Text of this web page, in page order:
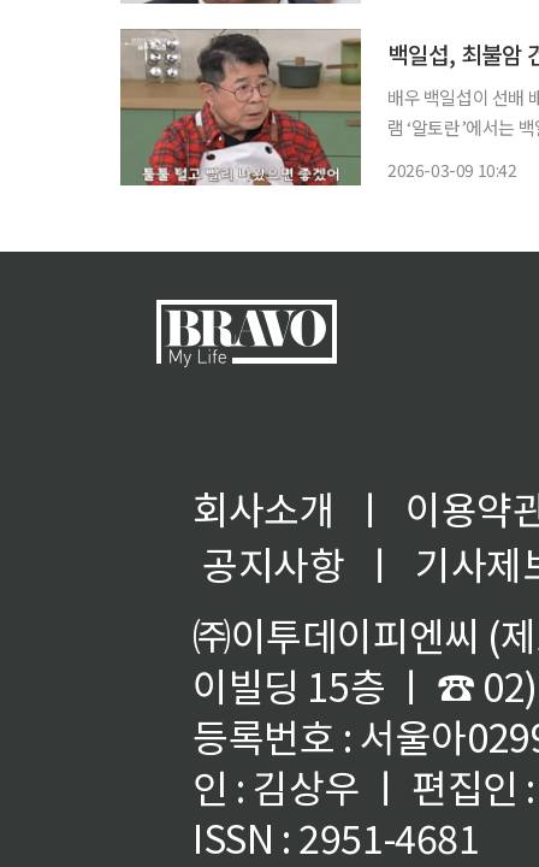
백일섭, 최불암
배우 백일섭이 선배 배우
램 ‘알토란’에서는
2026-03-09 10:42
회사소개 ㅣ
이용약
공지사항
ㅣ
기사제
㈜이투데이피엔씨 (
이빌딩 15층 ㅣ ☎
등록번호 : 서울아
인 : 김상우 ㅣ 편집인
ISSN : 2951-4681